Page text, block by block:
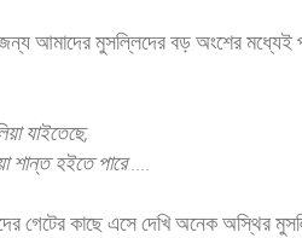
আমাদের মুসল্লিদের বড় অংশের
যাইতেছে,
হইতে পারে ....
কাছে এসে দেখি অনেক অস্থির